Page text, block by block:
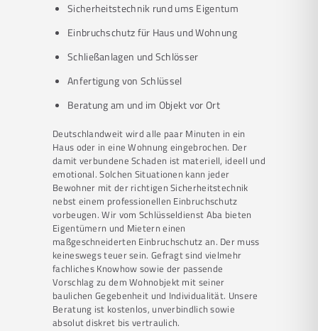
Sicherheitstechnik rund ums Eigentum
Einbruchschutz für Haus und Wohnung
Schließanlagen und Schlösser
Anfertigung von Schlüssel
Beratung am und im Objekt vor Ort
Deutschlandweit wird alle paar Minuten in ein
Haus oder in eine Wohnung eingebrochen. Der
damit verbundene Schaden ist materiell, ideell und
emotional. Solchen Situationen kann jeder
Bewohner mit der richtigen Sicherheitstechnik
nebst einem professionellen Einbruchschutz
vorbeugen. Wir vom Schlüsseldienst Aba bieten
Eigentümern und Mietern einen
maßgeschneiderten Einbruchschutz an. Der muss
keineswegs teuer sein. Gefragt sind vielmehr
fachliches Knowhow sowie der passende
Vorschlag zu dem Wohnobjekt mit seiner
baulichen Gegebenheit und Individualität. Unsere
Beratung ist kostenlos, unverbindlich sowie
absolut diskret bis vertraulich.